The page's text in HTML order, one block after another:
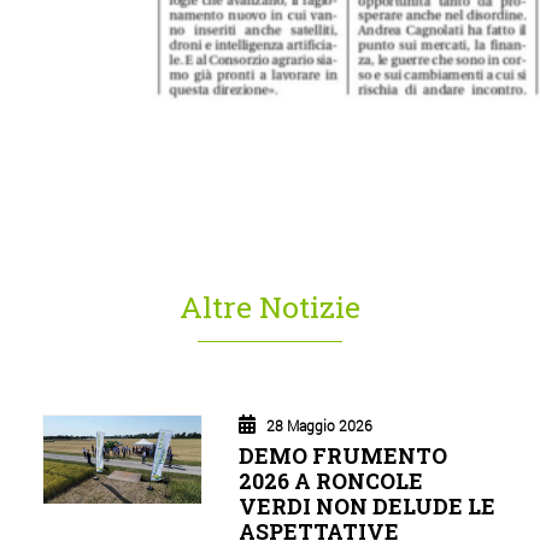
Altre Notizie
28 Maggio 2026
DEMO FRUMENTO
2026 A RONCOLE
VERDI NON DELUDE LE
ASPETTATIVE